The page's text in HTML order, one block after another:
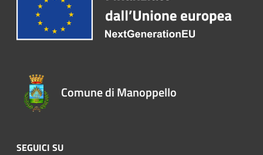
Comune di Manoppello
SEGUICI SU